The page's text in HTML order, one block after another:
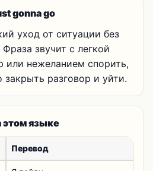
gonna go
уход от ситуации без
звучит с легкой
или нежеланием спорить,
закрыть разговор и уйти.
языке
Перевод